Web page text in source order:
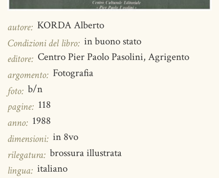
autore: KORDA Alberto
Condizioni del libro: in buono stato
editore: Centro Pier Paolo Pasolini, Agrigento
argomento: Fotografia
foto: b/n
pagine: 118
anno: 1988
dimensioni: in 8vo
rilegatura: brossura illustrata
lingua: italiano